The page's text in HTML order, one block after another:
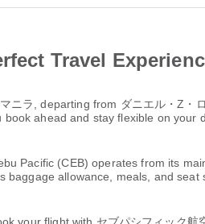
Travel
ニラ, departing from ダニエル・Z・
ahead and stay flexible on
Pacific (CEB) operates from its
allowance, meals, and